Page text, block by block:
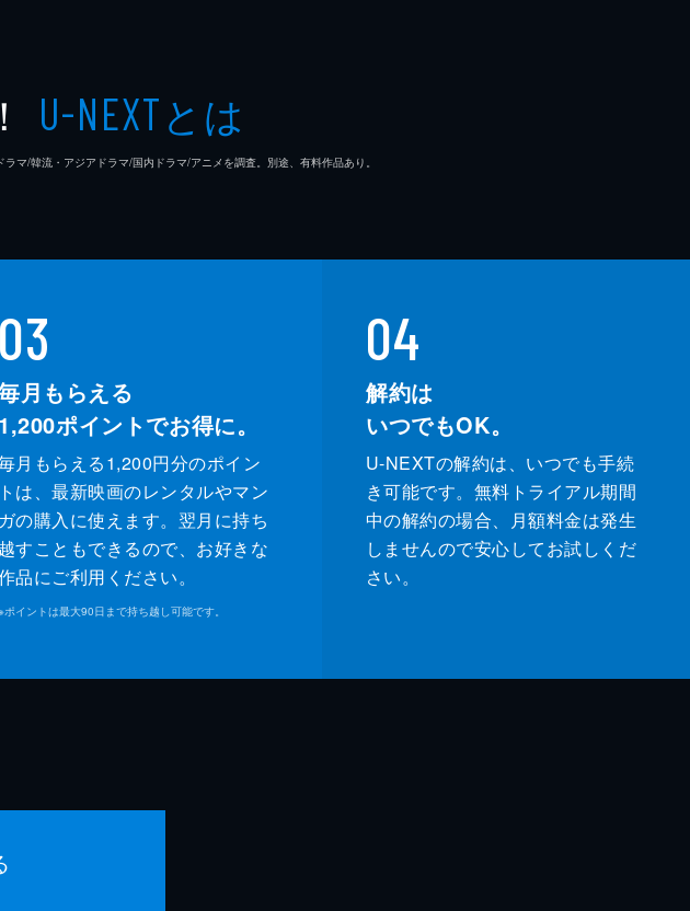
！ U-NEXTとは
/韓流・アジアドラマ/国内ドラマ/アニメを調査。別途、有料作品あり。
03
月もらえる
1,200ポイントでお得に。
月もらえる1,200円分のポイン
トは、最新映画のレンタルやマン
ガの購入に使えます。翌月に持ち
越すこともできるので、お好きな
品にご利用ください。
ポイントは最大90日まで持ち越し可能です。
04
解約は
いつでもOK。
U-NEXTの解約は、いつでも手続
き可能です。無料トライアル期間
中の解約の場合、月額料金は発生
しませんので安心してお試しくだ
さい。